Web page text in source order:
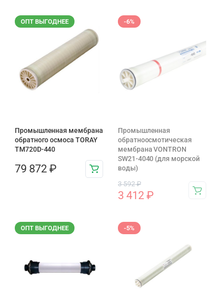
ОПТ ВЫГОДНЕЕ
Промышленная мембрана
обратного осмоса TORAY
TM720D-440
79 872 ₽
-6%
Промышленная
обратноосмотическая
мембрана VONTRON
SW21-4040 (для морской
воды)
3 592₽
3 412 ₽
ОПТ ВЫГОДНЕЕ -5%